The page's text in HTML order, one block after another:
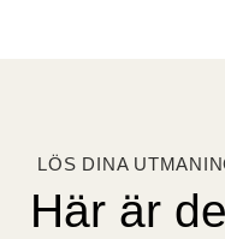
LÖS DINA
Här är